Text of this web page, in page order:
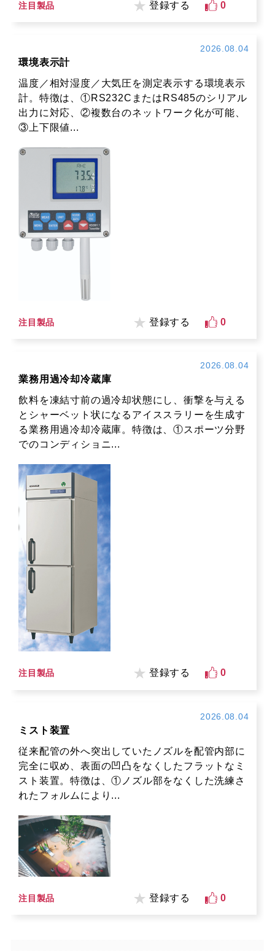
注目製品 登録する 0
2026.08.04
環境表示計
温度／相対湿度／大気圧を測定表示する環境表示
計。特徴は、①RS232CまたはRS485のシリアル
出力に対応、②複数台のネットワーク化が可能、
③上下限値...
注目製品 登録する 0
2026.08.04
業務用過冷却冷蔵庫
飲料を凍結寸前の過冷却状態にし、衝撃を与える
とシャーベット状になるアイススラリーを生成す
る業務用過冷却冷蔵庫。特徴は、①スポーツ分野
でのコンディショニ...
注目製品 登録する 0
2026.08.04
ミスト装置
従来配管の外へ突出していたノズルを配管内部に
完全に収め、表面の凹凸をなくしたフラットなミ
スト装置。特徴は、①ノズル部をなくした洗練さ
れたフォルムにより...
注目製品 登録する 0